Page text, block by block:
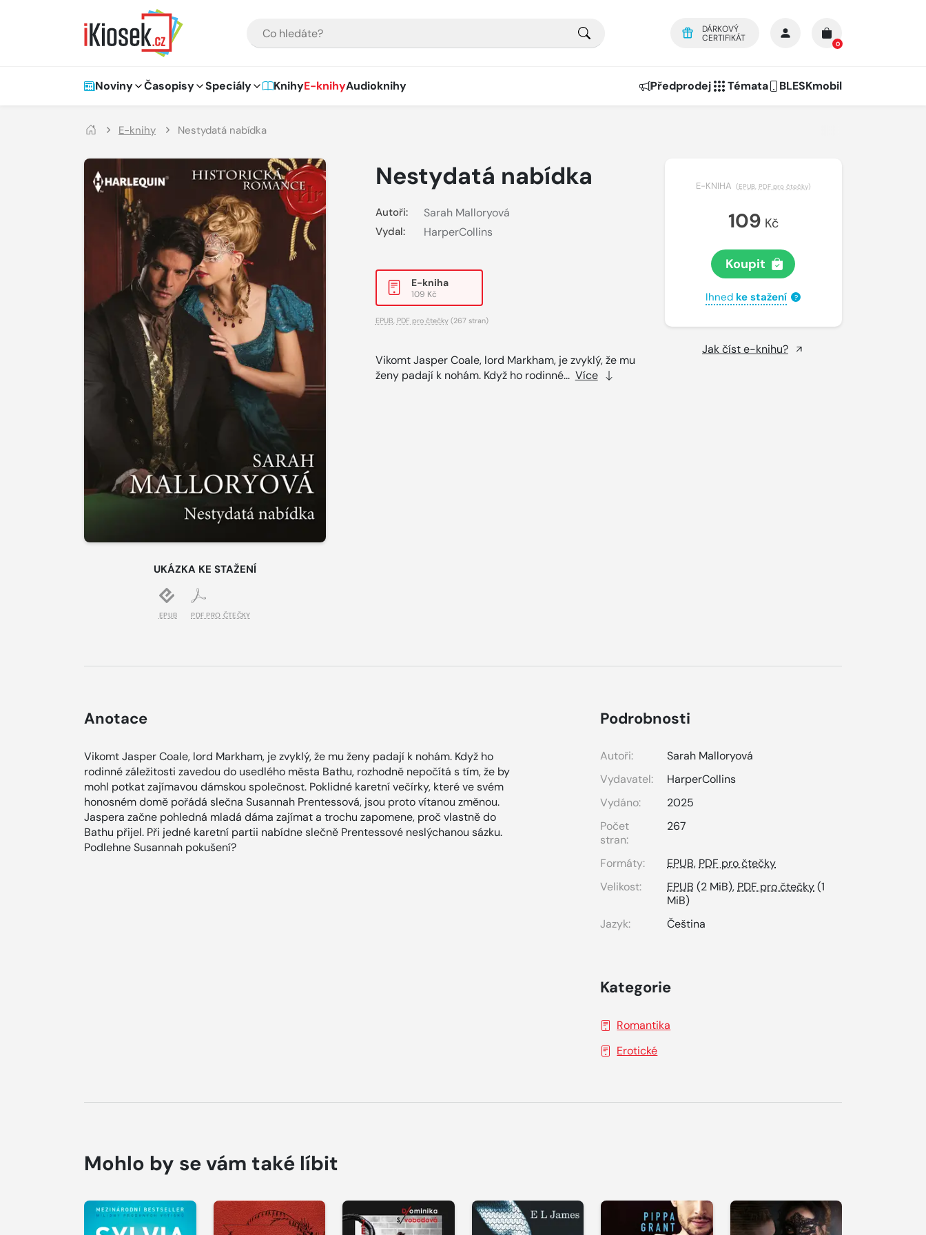
DÁRKOVÝ
CERTIFIKÁT
0
Hlavní navigace
Noviny Časopisy Speciály KnihyE-knihyAudioknihy Předprodej Témata BLESKmobil
E-knihy Nestydatá nabídka
UKÁZKA KE STAŽENÍ
EPUB PDF PRO ČTEČKY
Nestydatá nabídka
Autoři: Sarah Malloryová
Vydal: HarperCollins
E-kniha
109 Kč
EPUB PDF pro čtečky(267 stran)
Vikomt Jasper Coale, lord Markham, je zvyklý, že mu
ženy padají k nohám. Když ho rodinné... Více
E-KNIHA (EPUB, PDF pro čtečky)
109 Kč
Koupit
Ihned ke stažení ?
Jak číst e-knihu?
Anotace
Vikomt Jasper Coale, lord Markham, je zvyklý, že mu ženy padají k nohám. Když ho
rodinné záležitosti zavedou do usedlého města Bathu, rozhodně nepočítá s tím, že by
mohl potkat zajímavou dámskou společnost. Poklidné karetní večírky, které ve svém
honosném domě pořádá slečna Susannah Prentessová, jsou proto vítanou změnou.
Jaspera začne pohledná mladá dáma zajímat a trochu zapomene, proč vlastně do
Bathu přijel. Při jedné karetní partii nabídne slečně Prentessové neslýchanou sázku.
Podlehne Susannah pokušení?
Podrobnosti
Autoři:
Sarah Malloryová
Vydavatel:
HarperCollins
Vydáno:
2025
Počet
stran:
267
Formáty: EPUB, PDF pro čtečky
Velikost:
EPUB (2 MiB), PDF pro čtečky(1
MiB)
Jazyk:
Čeština
Kategorie
Romantika
Erotické
Mohlo by se vám také líbit